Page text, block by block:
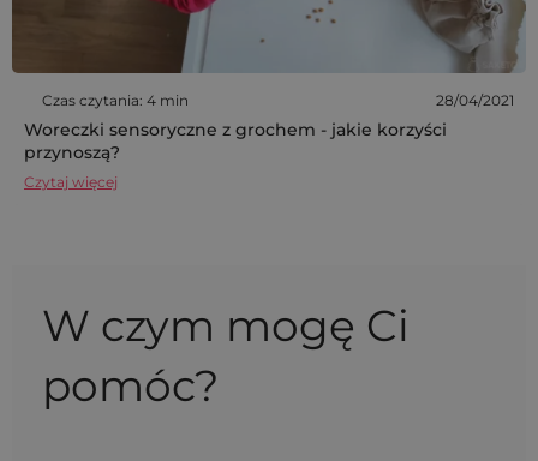
Czas czytania: 4 min 28/04/2021
Woreczki sensoryczne z grochem - jakie korzyści
przynoszą?
Czytaj więcej
W czym mogę Ci
pomóc?